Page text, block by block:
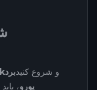
و شروع کنیدبرد
یورو،